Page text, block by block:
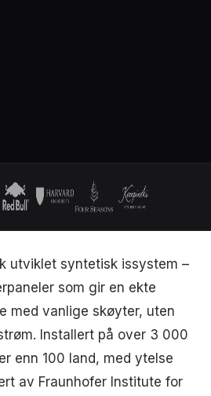
utviklet syntetisk issystem –
som gir en ekte
med vanlige skøyter, uten
Installert på over 3 000
enn 100 land, med ytelse
av Fraunhofer Institute for